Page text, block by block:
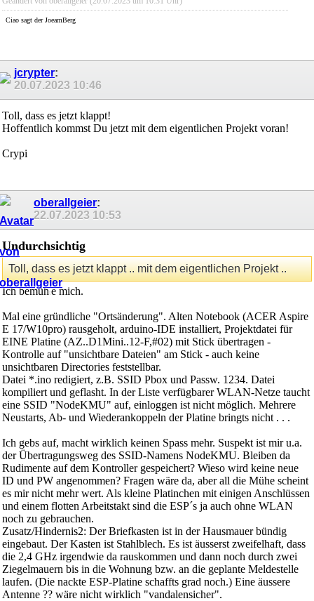
Ciao sagt der JoeamBerg
jcrypter:
20.07.2023 10:46
Toll, dass es jetzt klappt!
Hoffentlich kommst Du jetzt mit dem eigentlichen Projekt voran!
Crypi
oberallgeier:
22.07.2023 10:53
Undurchsichtig
Toll, dass es jetzt klappt .. mit dem eigentlichen Projekt ..
Ich bemühte mich.
Mal eine gründliche "Ortsänderung". Alten Notebook (ACER Aspire
E 17/W10pro) rausgeholt, arduino-IDE installiert, Projektdatei für
EINE Platine (AZ..D1Mini..12-F,#02) mit Stick übertragen -
Kontrolle auf "unsichtbare Dateien" am Stick - auch keine
unsichtbaren Directories feststellbar.
Datei *.ino redigiert, z.B. SSID Pbox und Passw. 1234. Datei
kompiliert und geflasht. In der Liste verfügbarer WLAN-Netze taucht
eine SSID "NodeKMU" auf, einloggen ist nicht möglich. Mehrere
Neustarts, Ab- und Wiederankoppeln der Platine bringts nicht . . .
Ich gebs auf, macht wirklich keinen Spass mehr. Suspekt ist mir u.a.
der Übertragungsweg des SSID-Namens NodeKMU. Bleiben da
Rudimente auf dem Kontroller gespeichert? Wieso wird keine neue
ID und PW angenommen? Fragen wäre da, aber all die Mühe scheint
es mir nicht mehr wert. Als kleine Platinchen mit einigen Anschlüssen
und einem flotten Arbeitstakt sind die ESP´s ja auch ohne WLAN
noch zu gebrauchen.
Zusatz/Hindernis2: Der Briefkasten ist in der Hausmauer bündig
eingebaut. Der Kasten ist Stahlblech. Es ist äusserst zweifelhaft, dass
die 2,4 GHz irgendwie da rauskommen und dann noch durch zwei
Ziegelmauern bis in die Wohnung bzw. an die geplante Meldestelle
laufen. (Die nackte ESP-Platine schaffts grad noch.) Eine äussere
Antenne ?? wäre nicht wirklich "vandalensicher".